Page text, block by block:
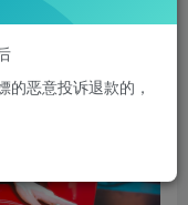
恶意投诉退款的，